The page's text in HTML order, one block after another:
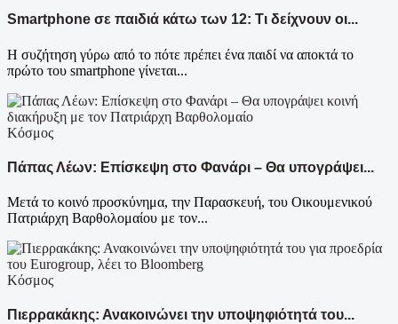
Smartphone σε παιδιά κάτω των 12: Τι δείχνουν οι...
Η συζήτηση γύρω από το πότε πρέπει ένα παιδί να αποκτά το
πρώτο του smartphone γίνεται...
Κόσμος
Πάπας Λέων: Επίσκεψη στο Φανάρι – Θα υπογράψει...
Μετά το κοινό προσκύνημα, την Παρασκευή, του Οικουμενικού
Πατριάρχη Βαρθολομαίου με τον...
Κόσμος
Πιερρακάκης: Ανακοινώνει την υποψηφιότητά του...